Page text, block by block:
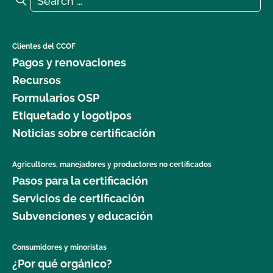
Clientes del CCOF
Pagos y renovaciones
Recursos
Formularios OSP
Etiquetado y logotipos
Noticias sobre certificación
Agricultores, manejadores y productores no certificados
Pasos para la certificación
Servicios de certificación
Subvenciones y educación
Consumidores y minoristas
¿Por qué orgánico?